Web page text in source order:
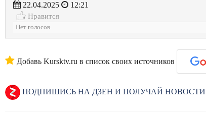
22.04.2025
12:21
Нравится
Нет голосов
Добавь Kursktv.ru в список своих источников
ПОДПИШИСЬ НА ДЗЕН И ПОЛУЧАЙ